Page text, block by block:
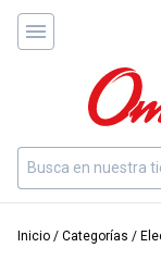
Inicio / Categorías /